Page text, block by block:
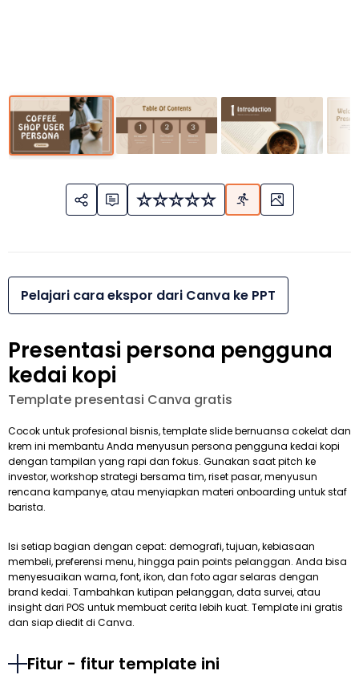
Pelajari cara ekspor dari Canva ke PPT
Presentasi persona pengguna
kedai kopi
Template presentasi Canva gratis
Cocok untuk profesional bisnis, template slide bernuansa cokelat dan
krem ini membantu Anda menyusun persona pengguna kedai kopi
dengan tampilan yang rapi dan fokus. Gunakan saat pitch ke
investor, workshop strategi bersama tim, riset pasar, menyusun
rencana kampanye, atau menyiapkan materi onboarding untuk staf
barista.
Isi setiap bagian dengan cepat: demografi, tujuan, kebiasaan
membeli, preferensi menu, hingga pain points pelanggan. Anda bisa
menyesuaikan warna, font, ikon, dan foto agar selaras dengan
brand kedai. Tambahkan kutipan pelanggan, data survei, atau
insight dari POS untuk membuat cerita lebih kuat. Template ini gratis
dan siap diedit di Canva.
Fitur - fitur template ini